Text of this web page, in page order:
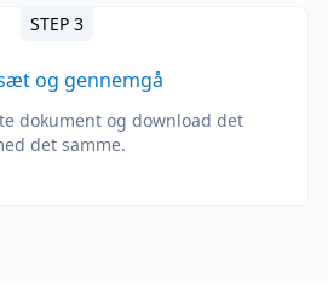
STEP 3
og gennemgå
dokument og download det
det samme.